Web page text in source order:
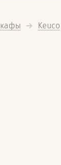
Keuco